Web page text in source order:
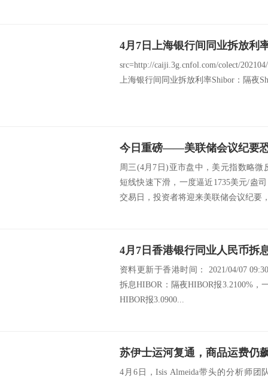
4月7日上海银行间同业拆放利
src=http://caiji.3g.cnfol.com/colect/
上海银行间同业拆放利率Shibor：隔夜
周三(4月7日)亚市盘中，美元指数略微
短线快速下滑，一度逼近1735美元/盎
交易日，投资者将迎来美联储会议纪要
4月7日香港银行同业人民币拆
资料更新于香港时间： 2021/04/07
拆息HIBOR：隔夜HIBOR报3.2100%，
HIBOR报3.0900...
4月6日，Isis Almeida带头的分析师团